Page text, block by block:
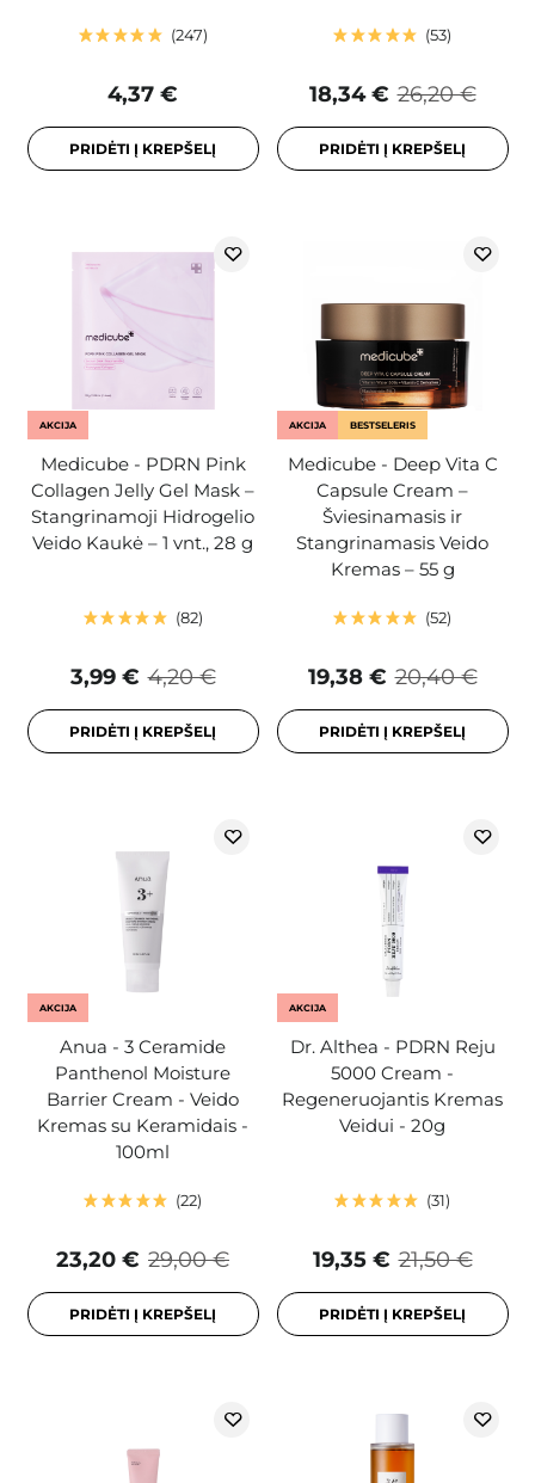
247
4,37 €
PRIDĖTI Į KREPŠELĮ
53
26,20 €
18,34 €
PRIDĖTI Į KREPŠELĮ
AKCIJA
Medicube - PDRN Pink
Collagen Jelly Gel Mask –
Stangrinamoji Hidrogelio
Veido Kaukė – 1 vnt., 28 g
82
4,20 €
3,99 €
PRIDĖTI Į KREPŠELĮ
AKCIJA BESTSELERIS
Medicube - Deep Vita C
Capsule Cream –
Šviesinamasis ir
Stangrinamasis Veido
Kremas – 55 g
52
20,40 €
19,38 €
PRIDĖTI Į KREPŠELĮ
AKCIJA
Anua - 3 Ceramide
Panthenol Moisture
Barrier Cream - Veido
Kremas su Keramidais -
100ml
22
29,00 €
23,20 €
PRIDĖTI Į KREPŠELĮ
AKCIJA
Dr. Althea - PDRN Reju
5000 Cream -
Regeneruojantis Kremas
Veidui - 20g
31
21,50 €
19,35 €
PRIDĖTI Į KREPŠELĮ